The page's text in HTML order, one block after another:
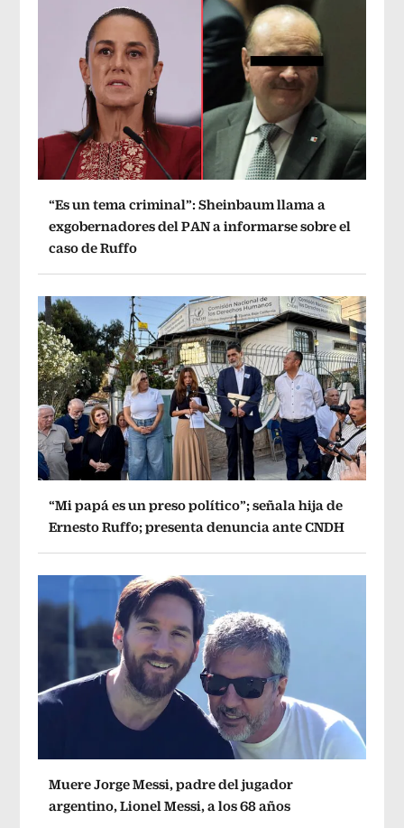
“Es un tema criminal”: Sheinbaum llama a
exgobernadores del PAN a informarse sobre el
caso de Ruffo
“Mi papá es un preso político”; señala hija de
Ernesto Ruffo; presenta denuncia ante CNDH
Muere Jorge Messi, padre del jugador
argentino, Lionel Messi, a los 68 años